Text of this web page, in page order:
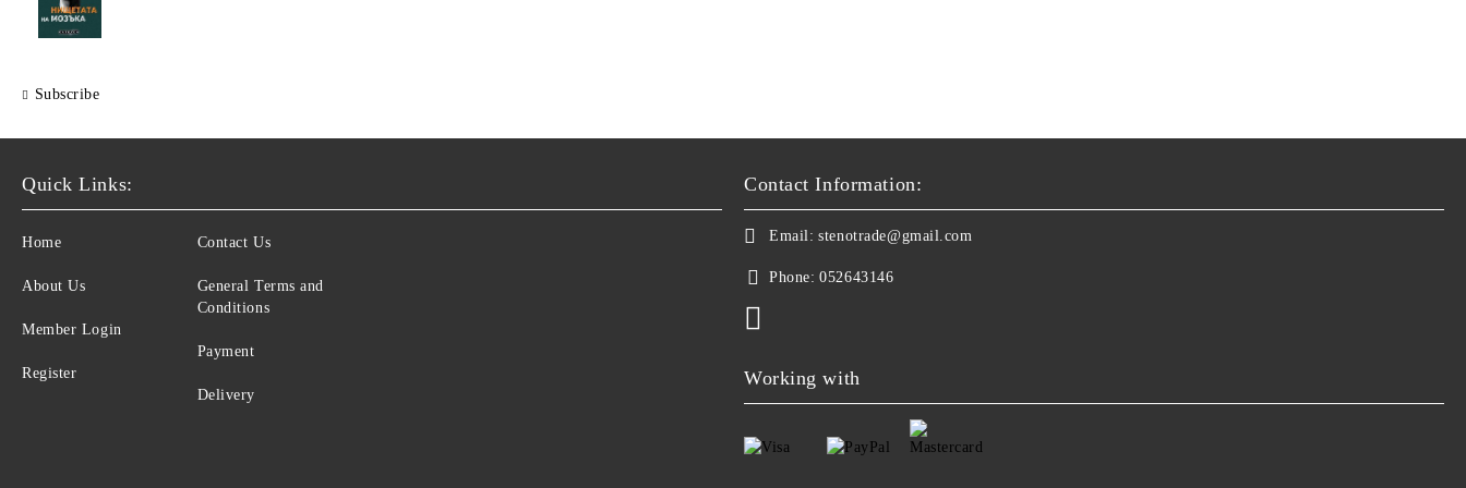
Subscribe
Quick Links:
Home
About Us
Member Login
Register
Contact Us
General Terms and
Conditions
Payment
Delivery
Contact Information:
Email: stenotrade@gmail.com
Phone: 052643146
Working with